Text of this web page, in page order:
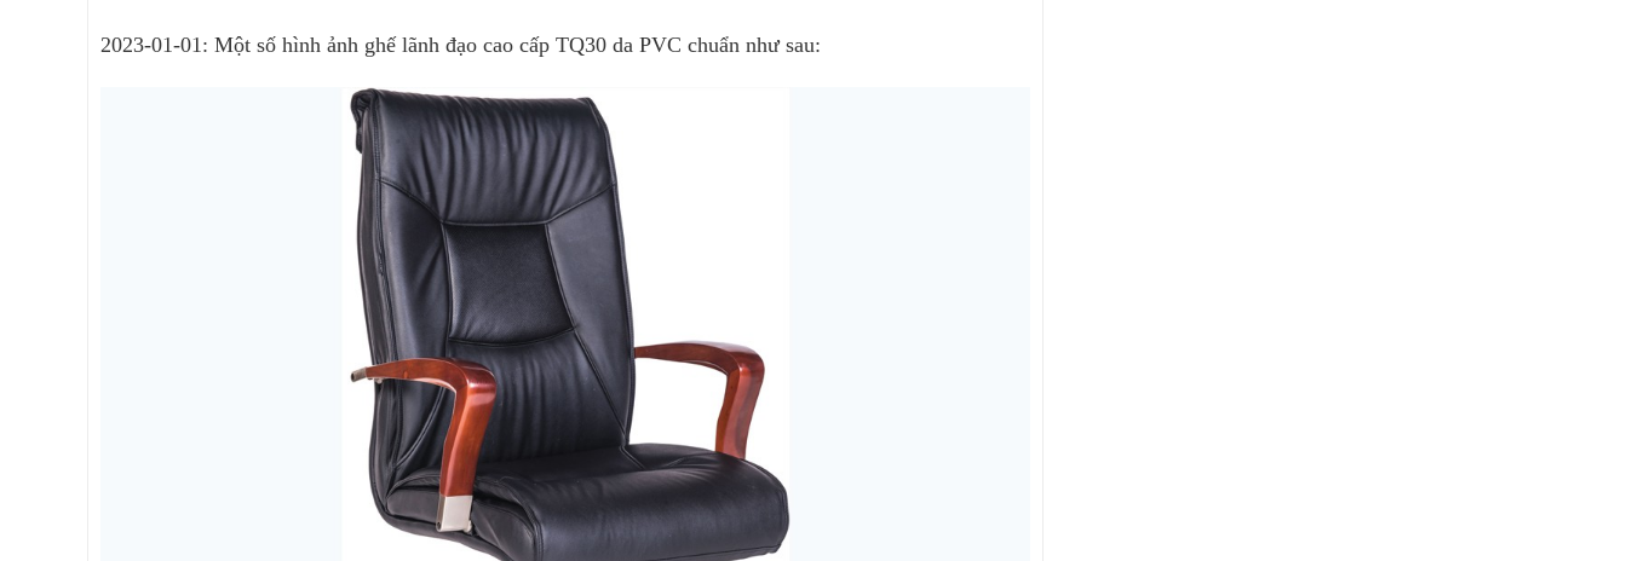
2023-01-01: Một số hình ảnh ghế lãnh đạo cao cấp TQ30 da PVC chuẩn như sau: